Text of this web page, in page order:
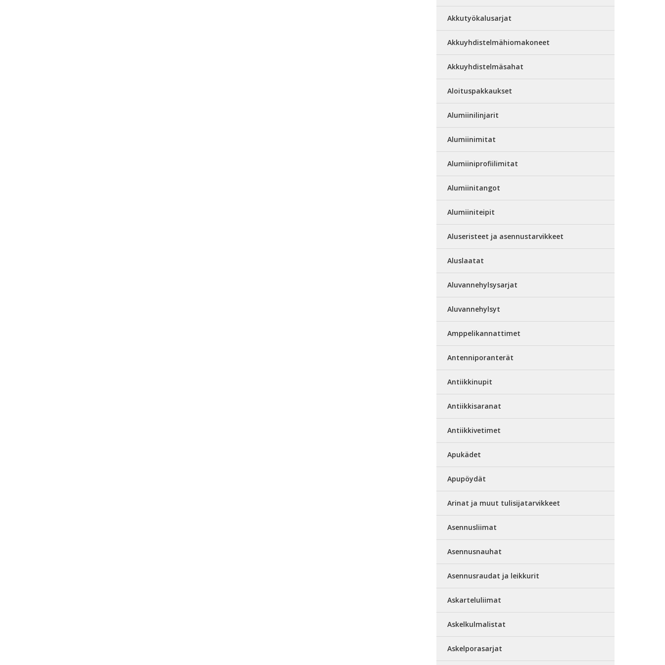
Akkutyökalusarjat
Akkuyhdistelmähiomakoneet
Akkuyhdistelmäsahat
Aloituspakkaukset
Alumiinilinjarit
Alumiinimitat
Alumiiniprofiilimitat
Alumiinitangot
Alumiiniteipit
Aluseristeet ja asennustarvikkeet
Aluslaatat
Aluvannehylsysarjat
Aluvannehylsyt
Amppelikannattimet
Antenniporanterät
Antiikkinupit
Antiikkisaranat
Antiikkivetimet
Apukädet
Apupöydät
Arinat ja muut tulisijatarvikkeet
Asennusliimat
Asennusnauhat
Asennusraudat ja leikkurit
Askarteluliimat
Askelkulmalistat
Askelporasarjat